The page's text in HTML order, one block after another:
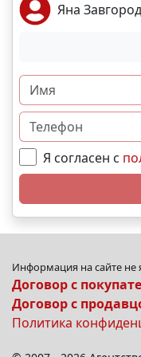
Яна
Я согласен с
Информация на сайте не
Договор с
Договор с
Политика